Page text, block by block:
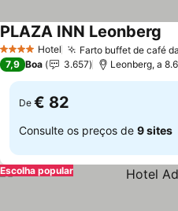
4 EstrelasHotel Farto buffet de café
PLAZA INN Leonberg
7,9 Boa 3.657 Leonberg, a
De € 82
Consulte os preços de 9 sites
Escolha popular